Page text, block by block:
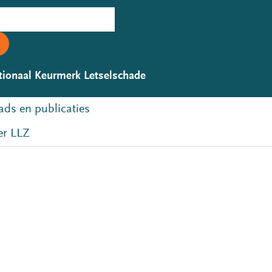
Keurmerk Letselschade
en publicaties
LLZ